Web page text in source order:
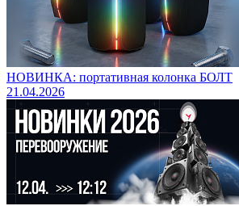
НОВИНКА: портативная колонка БОЛТ
21.04.2026